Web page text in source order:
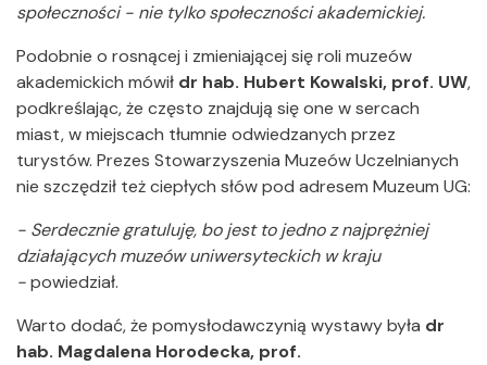
społeczności - nie tylko społeczności akademickiej.
Podobnie o rosnącej i zmieniającej się roli muzeów
akademickich mówił dr hab. Hubert Kowalski, prof. UW,
podkreślając, że często znajdują się one w sercach
miast, w miejscach tłumnie odwiedzanych przez
turystów. Prezes Stowarzyszenia Muzeów Uczelnianych
nie szczędził też ciepłych słów pod adresem Muzeum UG:
- Serdecznie gratuluję, bo jest to jedno z najprężniej
działających muzeów uniwersyteckich w kraju
-powiedział.
Warto dodać, że pomysłodawczynią wystawy była dr
hab. Magdalena Horodecka, prof.